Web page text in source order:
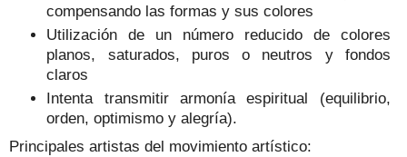
compensando las formas y sus colores
Utilización de un número reducido de colores
planos, saturados, puros o neutros y fondos
claros
Intenta transmitir armonía espiritual (equilibrio,
orden, optimismo y alegría).
Principales artistas del movimiento artístico: